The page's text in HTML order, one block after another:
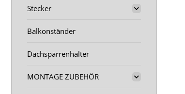
Stecker
Balkonständer
Dachsparrenhalter
MONTAGE ZUBEHÖR